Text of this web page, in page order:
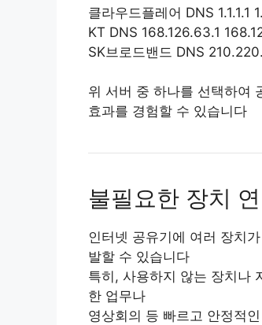
클라우드플레어 DNS 1.1.1.1
KT DNS 168.126.63.1
SK브로드밴드 DNS
위 서버 중 하나를 선택하여
효과를 경험할 수 있습니다
불필요한 장치
인터넷 공유기에 여러 장치
발할 수 있습니다
특히, 사용하지 않는 장치나
한 업무나
영상회의 등 빠르고 안정적